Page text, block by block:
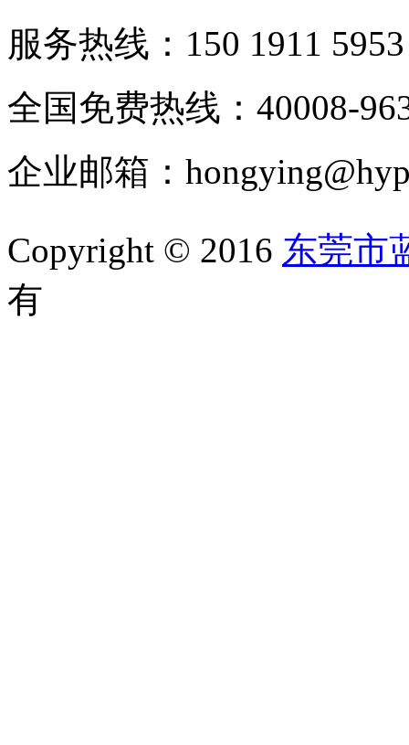
服务热线：150 1911 5953
全国免费热线：40008-
企业邮箱：
Copyright © 2016 东莞市
有